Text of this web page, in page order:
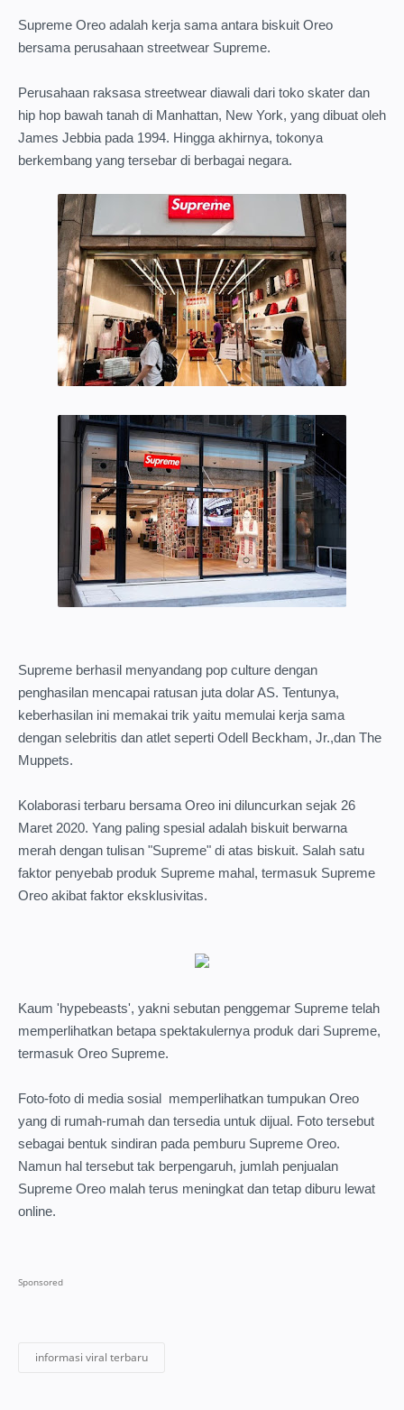
Supreme Oreo adalah kerja sama antara biskuit Oreo
bersama perusahaan streetwear Supreme.
Perusahaan raksasa streetwear diawali dari toko skater dan
hip hop bawah tanah di Manhattan, New York, yang dibuat oleh
James Jebbia pada 1994. Hingga akhirnya, tokonya
berkembang yang tersebar di berbagai negara.
Supreme berhasil menyandang pop culture dengan
penghasilan mencapai ratusan juta dolar AS. Tentunya,
keberhasilan ini memakai trik yaitu memulai kerja sama
dengan selebritis dan atlet seperti Odell Beckham, Jr.,dan The
Muppets.
Kolaborasi terbaru bersama Oreo ini diluncurkan sejak 26
Maret 2020. Yang paling spesial adalah biskuit berwarna
merah dengan tulisan "Supreme" di atas biskuit. Salah satu
faktor penyebab produk Supreme mahal, termasuk Supreme
Oreo akibat faktor eksklusivitas.
Kaum 'hypebeasts', yakni sebutan penggemar Supreme telah
memperlihatkan betapa spektakulernya produk dari Supreme,
termasuk Oreo Supreme.
Foto-foto di media sosial memperlihatkan tumpukan Oreo
yang di rumah-rumah dan tersedia untuk dijual. Foto tersebut
sebagai bentuk sindiran pada pemburu Supreme Oreo.
Namun hal tersebut tak berpengaruh, jumlah penjualan
Supreme Oreo malah terus meningkat dan tetap diburu lewat
online.